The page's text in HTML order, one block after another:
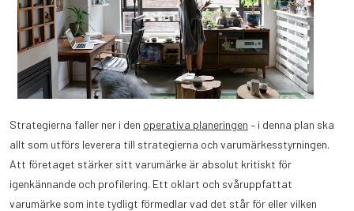
Strategierna faller ner i den operativa planeringen – i denna plan ska
allt som utförs leverera till strategierna och varumärkesstyrningen.
Att företaget stärker sitt varumärke är absolut kritiskt för
igenkännande och profilering. Ett oklart och svåruppfattat
varumärke som inte tydligt förmedlar vad det står för eller vilken